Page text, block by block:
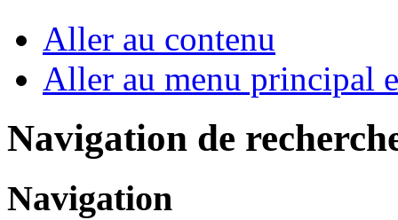
Aller au contenu
Aller au menu principal
Navigation de
Navigation